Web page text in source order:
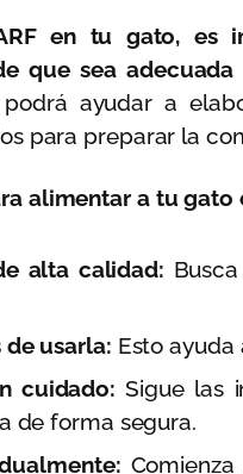
en tu gato, es
que sea
ayudar a
para preparar la
alimentar a tu gato
alta calidad:
usarla: Esto ayuda
cuidado: Sigue las
de forma segura.